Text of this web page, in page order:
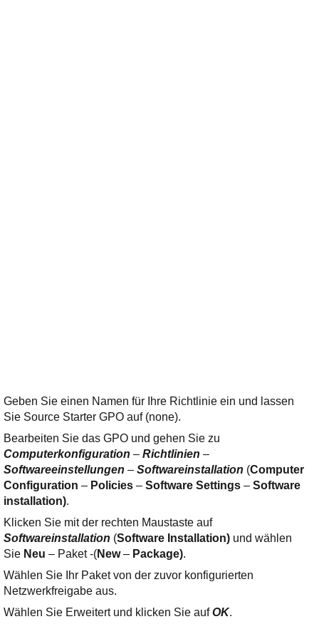
Geben Sie einen Namen für Ihre Richtlinie ein und lassen
Sie Source Starter GPO auf (none).
Bearbeiten Sie das GPO und gehen Sie zu
Computerkonfiguration – Richtlinien –
Softwareeinstellungen – Softwareinstallation (Computer
Configuration – Policies– Software Settings– Software
installation).
Klicken Sie mit der rechten Maustaste auf
Softwareinstallation (Software Installation)und wählen
Sie Neu – Paket -(New– Package).
Wählen Sie Ihr Paket von der zuvor konfigurierten
Netzwerkfreigabe aus.
Wählen Sie Erweitert und klicken Sie aufOK.